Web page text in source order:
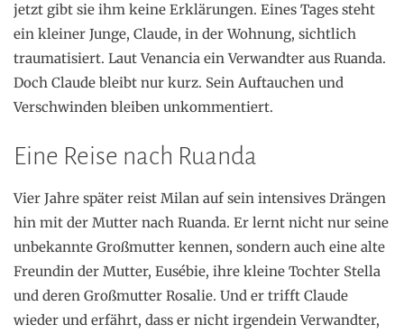
jetzt gibt sie ihm keine Erklärungen. Eines Tages steht
ein kleiner Junge, Claude, in der Wohnung, sichtlich
traumatisiert. Laut Venancia ein Verwandter aus Ruanda.
Doch Claude bleibt nur kurz. Sein Auftauchen und
Verschwinden bleiben unkommentiert.
Eine Reise nach Ruanda
Vier Jahre später reist Milan auf sein intensives Drängen
hin mit der Mutter nach Ruanda. Er lernt nicht nur seine
unbekannte Großmutter kennen, sondern auch eine alte
Freundin der Mutter, Eusébie, ihre kleine Tochter Stella
und deren Großmutter Rosalie. Und er trifft Claude
wieder und erfährt, dass er nicht irgendein Verwandter,